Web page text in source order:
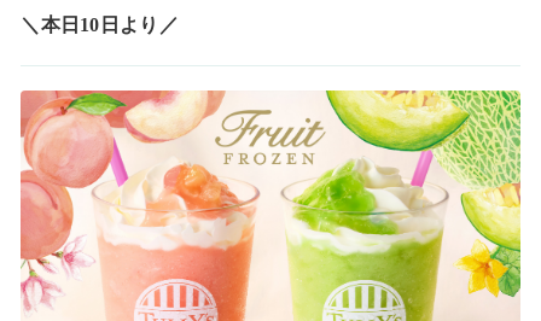
＼本日10日より／